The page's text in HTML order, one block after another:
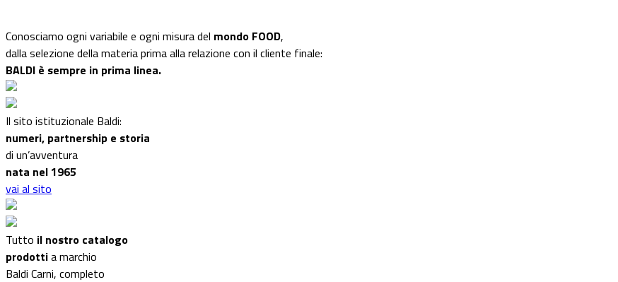
Conosciamo ogni variabile e ogni misura del mondo FOOD,
dalla selezione della materia prima alla relazione con il cliente finale:
BALDI è sempre in prima linea.
Il sito istituzionale Baldi:
numeri, partnership e storia
di un’avventura
nata nel 1965
vai al sito
Tutto il nostro catalogo
prodottia marchio
Baldi Carni, completo